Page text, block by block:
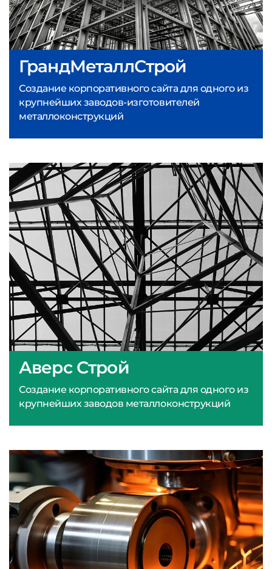
ГрандМеталлСтрой
Создание корпоративного сайта для одного из
крупнейших заводов-изготовителей
металлоконструкций
Аверс Строй
Создание корпоративного сайта для одного из
крупнейших заводов металлоконструкций